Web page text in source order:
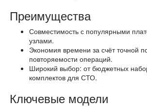
Преимущества
Совместимость с популярными
узлами.
Экономия времени за счёт точной
повторяемости операций.
Широкий выбор: от бюджетных
комплектов для СТО.
Ключевые модели